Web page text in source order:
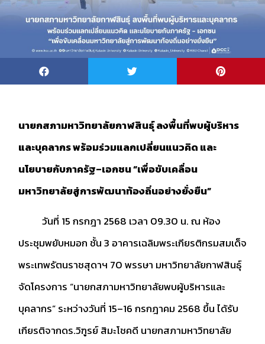
นายกสภามหาวิทยาลัยกาฬสินธุ์ ลงพื้นที่พบผู้บริหาร
และบุคลากร พร้อมร่วมแลกเปลี่ยนแนวคิด และ
นโยบายกับภาครัฐ–เอกชน “เพื่อขับเคลื่อน
มหาวิทยาลัยสู่การพัฒนาท้องถิ่นอย่างยั่งยืน”
วันที่ 15 กรกฎา 2568 เวลา 09.30 น. ณ ห้อง
ประชุมพยับหมอก ชั้น 3 อาคารเฉลิมพระเกียรติกรมสมเด็จ
พระเทพรัตนราชสุดาฯ 70 พรรษา มหาวิทยาลัยกาฬสินธุ์
จัดโครงการ “นายกสภามหาวิทยาลัยพบผู้บริหารและ
บุคลากร” ระหว่างวันที่ 15–16 กรกฎาคม 2568 ขึ้น ได้รับ
เกียรติจากดร.วิฑูรย์ สิมะโชคดี นายกสภามหาวิทยาลัย